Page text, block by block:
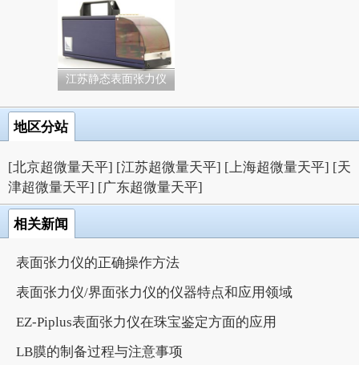
江苏静态表面张力仪
地区分站
[北京超微量天平] [江苏超微量天平] [上海超微量天平] [天
津超微量天平] [广东超微量天平]
相关新闻
表面张力仪的正确操作方法
表面张力仪/界面张力仪的仪器特点和应用领域
EZ-Piplus表面张力仪在珠宝鉴定方面的应用
LB膜的制备过程与注意事项